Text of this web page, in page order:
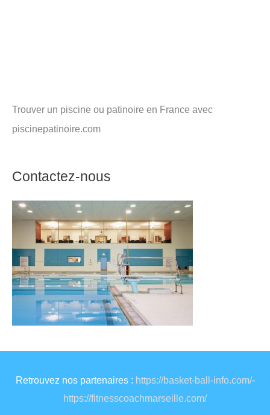
Trouver un piscine ou patinoire en France avec
piscinepatinoire.com
Contactez-nous
Retrouvez nos partenaires : https://basket-ball-info.com/-
https://fitnesscoachmarseille.com/